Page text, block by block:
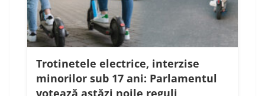
Trotinetele electrice, interzise
minorilor sub 17 ani: Parlamentul